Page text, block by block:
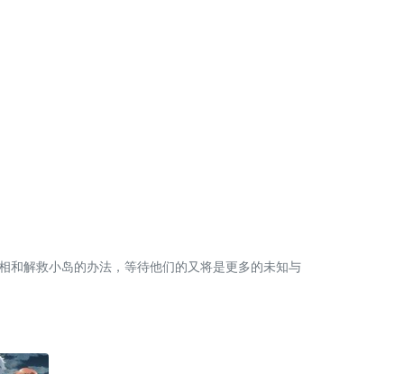
和解救小岛的办法，等待他们的又将是更多的未知与